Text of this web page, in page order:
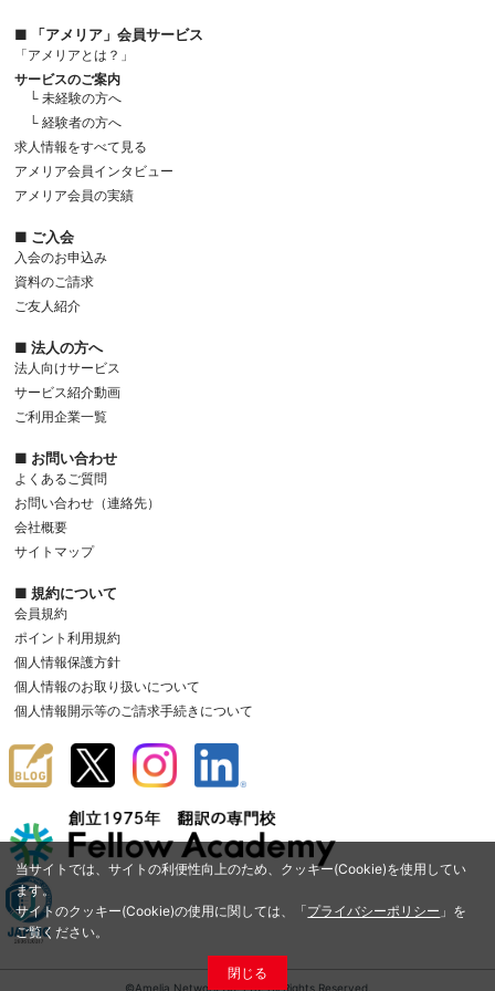
当サイトでは、サイトの利便性向上のため、クッキー(Cookie)を使用してい
ます。
サイトのクッキー(Cookie)の使用に関しては、「プライバシーポリシー 」を
ご覧ください。
閉じる
■ 「アメリア」会員サービス
「アメリアとは？」
サービスのご案内
└ 未経験の方へ
└ 経験者の方へ
求人情報をすべて見る
アメリア会員インタビュー
アメリア会員の実績
■ ご入会
入会のお申込み
資料のご請求
ご友人紹介
■ 法人の方へ
法人向けサービス
サービス紹介動画
ご利用企業一覧
■ お問い合わせ
よくあるご質問
お問い合わせ（連絡先）
会社概要
サイトマップ
■ 規約について
会員規約
ポイント利用規約
個人情報保護方針
個人情報のお取り扱いについて
個人情報開示等のご請求手続きについて
©Amelia Network Co.,Ltd. All Rights Reserved.